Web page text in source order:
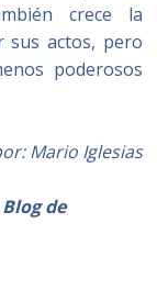
crece la
sus actos, pero
poderosos
Mario Iglesias
Blog de